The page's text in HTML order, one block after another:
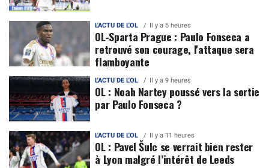
L'ACTU DE L'OL Il y a 6 heures
OL-Sparta Prague : Paulo Fonseca a
retrouvé son courage, l'attaque sera
flamboyante
L'ACTU DE L'OL Il y a 9 heures
OL : Noah Nartey poussé vers la sortie
par Paulo Fonseca ?
L'ACTU DE L'OL Il y a 11 heures
OL : Pavel Šulc se verrait bien rester
à Lyon malgré l’intérêt de Leeds